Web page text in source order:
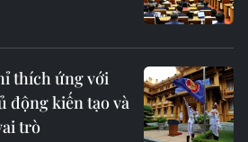
thích ứng với
động kiến tạo và
trò